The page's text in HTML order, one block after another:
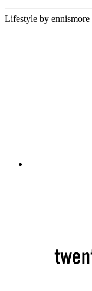
Lifestyle by ennismore